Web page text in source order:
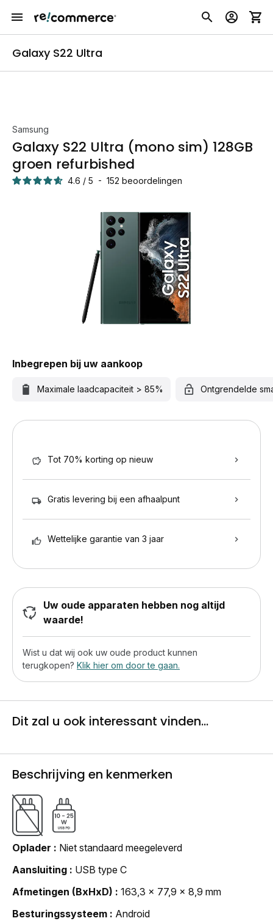
Galaxy S22 Ultra
Samsung
Galaxy S22 Ultra (mono sim) 128GB
groen refurbished
4.6 / 5 - 152 beoordelingen
Inbegrepen bij uw aankoop
Maximale laadcapaciteit > 85% Ontgrendelde
Tot 70% korting op nieuw
Gratis levering bij een afhaalpunt
Wettelijke garantie van 3 jaar
Uw oude apparaten hebben nog altijd
waarde!
Wist u dat wij ook uw oude product kunnen
terugkopen? Klik hier om door te gaan.
Dit zal u ook interessant vinden...
Beschrijving en kenmerken
Oplader
Niet standaard meegeleverd
Aansluiting
USB type C
Afmetingen (BxHxD)
163,3 x 77,9 x 8,9 mm
Besturingssysteem
Android